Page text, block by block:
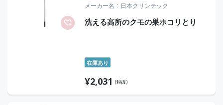
メーカー名 日本クリンテック
洗える高所のクモの巣ホコリとり
在庫あり
¥2,031 (税抜)